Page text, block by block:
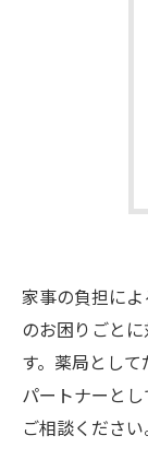
家事の負担に
のお困りごと
す。薬局とし
パートナーと
ご相談ください